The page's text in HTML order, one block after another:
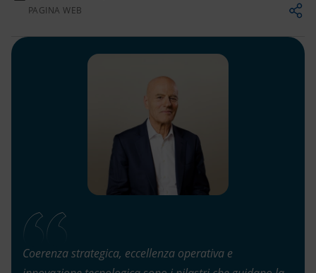
PAGINA WEB
Coerenza strategica, eccellenza operativa e